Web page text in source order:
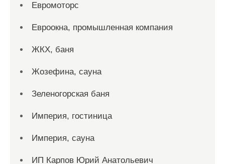
Евромоторс
Евроокна, промышленная компания
ЖКХ, баня
Жозефина, сауна
Зеленогорская баня
Империя, гостиница
Империя, сауна
ИП Карпов Юрий Анатольевич